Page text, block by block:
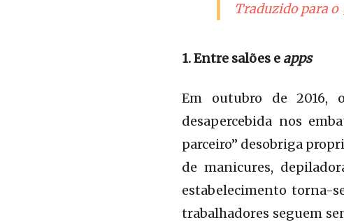
Traduzido para o
1. Entre salões e apps
Em outubro de 2016,
desapercebida nos
parceiro” desobriga
de manicures,
estabelecimento torna-
trabalhadores seguem